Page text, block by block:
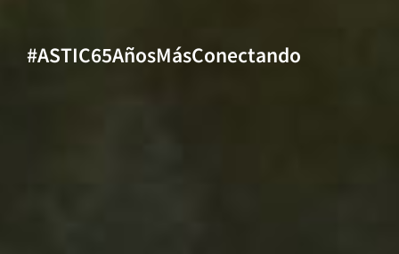
#ASTIC65AñosMásConectando